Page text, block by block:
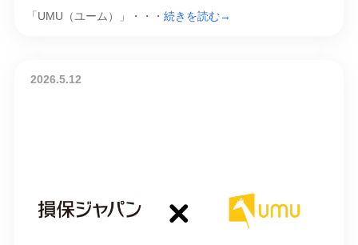
「UMU（ユーム）」・・・ 続きを読む→
2026.5.12